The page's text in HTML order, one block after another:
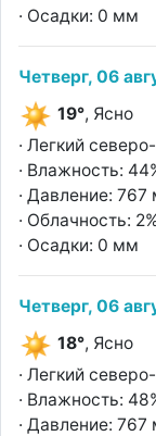
· Осадки: 0 мм
Четверг, 06
19°, Ясно
· Легкий
· Влажность:
· Давление: 767
· Облачность:
· Осадки: 0 мм
Четверг, 06
18°, Ясно
· Легкий
· Влажность:
· Давление: 767